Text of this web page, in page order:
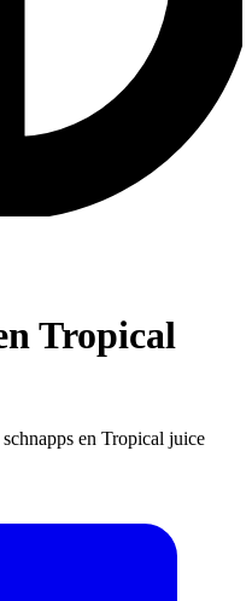
Tropical
en Tropical juice